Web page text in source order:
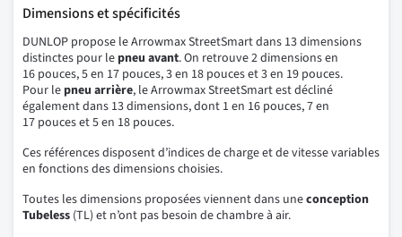
Dimensions et spécificités
DUNLOP propose le Arrowmax StreetSmart dans 13 dimensions
distinctes pour le pneu avant. On retrouve 2 dimensions en
16 pouces, 5 en 17 pouces, 3 en 18 pouces et 3 en 19 pouces.
Pour le pneu arrière, le Arrowmax StreetSmart est décliné
également dans 13 dimensions, dont 1 en 16 pouces, 7 en
17 pouces et 5 en 18 pouces.
Ces références disposent d’indices de charge et de vitesse variables
en fonctions des dimensions choisies.
Toutes les dimensions proposées viennent dans uneconception
Tubeless (TL) et n’ont pas besoin de chambre à air.